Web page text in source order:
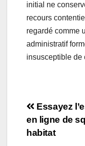
initial ne
recours
regardé comme
administratif
insusceptible de
de
Essayez
en ligne de
habitat